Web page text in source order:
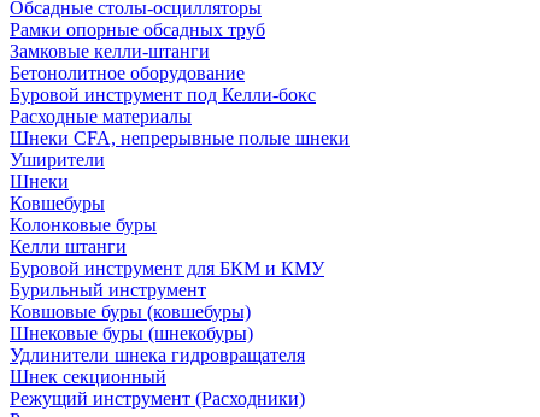
Обсадные столы-осцилляторы
Рамки опорные обсадных труб
Замковые келли-штанги
Бетонолитное оборудование
Буровой инструмент под Келли-бокс
Расходные материалы
Шнеки CFA, непрерывные полые шнеки
Уширители
Шнеки
Ковшебуры
Колонковые буры
Келли штанги
Буровой инструмент для БКМ и КМУ
Бурильный инструмент
Ковшовые буры (ковшебуры)
Шнековые буры (шнекобуры)
Удлинители шнека гидровращателя
Шнек секционный
Режущий инструмент (Расходники)